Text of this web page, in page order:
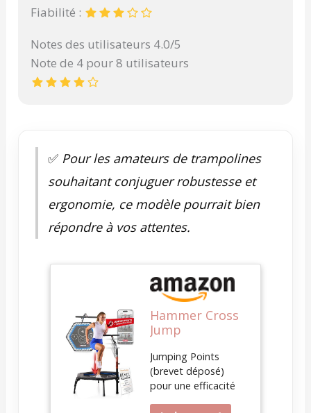
Fiabilité :
Notes des utilisateurs 4.0/5
Note de 4 pour 8 utilisateurs
✅ Pour les amateurs de trampolines
souhaitant conjuguer robustesse et
ergonomie, ce modèle pourrait bien
répondre à vos attentes.
Hammer Cross
Jump
fitness, Surface
de saut de 98
cm, puissance
jusqu'à 130 kg,
Jumping Points
(brevet déposé)
pour une efficacité